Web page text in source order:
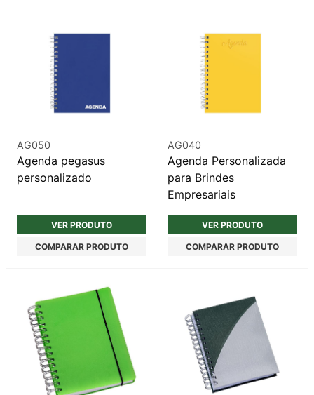
AG050
Agenda pegasus
personalizado
VER PRODUTO
COMPARAR PRODUTO
AG040
Agenda Personalizada
para Brindes
Empresariais
VER PRODUTO
COMPARAR PRODUTO